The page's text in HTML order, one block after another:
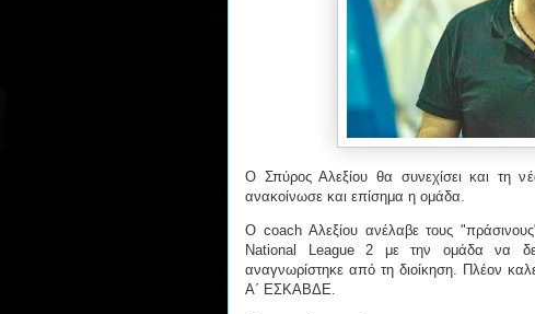
Ο Σπύρος Αλεξίου θα συνεχίσει και τη
ανακοίνωσε και επίσημα η ομάδα.
Ο coach Αλεξίου ανέλαβε τους
National League 2 με την ομάδα να
αναγνωρίστηκε από τη διοίκηση. Πλέον
Α΄ ΕΣΚΑΒΔΕ.